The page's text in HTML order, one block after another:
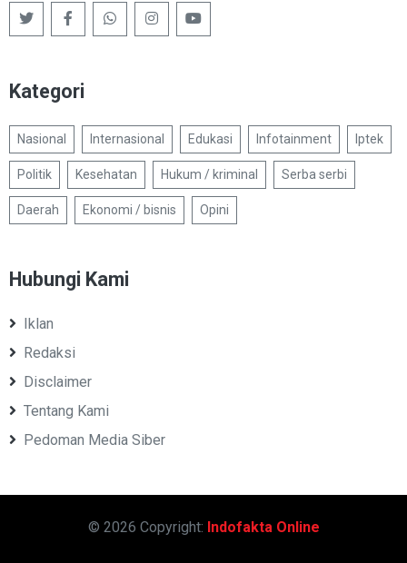
Kategori
Nasional Internasional Edukasi Infotainment Iptek
Politik Kesehatan Hukum / kriminal Serba serbi
Daerah Ekonomi / bisnis Opini
Hubungi Kami
Iklan
Redaksi
Disclaimer
Tentang Kami
Pedoman Media Siber
© 2026 Copyright: Indofakta Online